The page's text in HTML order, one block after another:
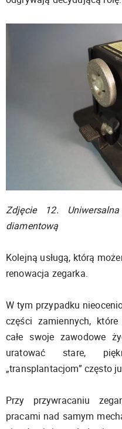
Zdjęcie 12.
diamentową
Kolejną usługą, którą
renowacja zegarka.
W tym przypadku
części zamiennych,
całe swoje zawodowe
uratować stare,
„transplantacjom” często
Przy przywracaniu
pracami nad samym